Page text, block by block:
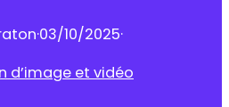
·03/10/2025·
d’image et vidéo